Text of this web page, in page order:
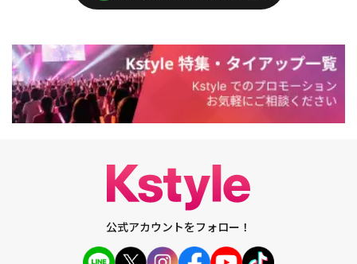
公式アカウントをフォロー！